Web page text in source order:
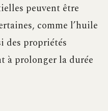
peuvent être
comme l’huile
des propriétés
à prolonger la durée